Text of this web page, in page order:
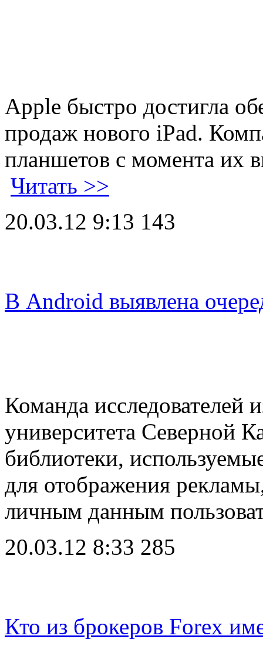
Apple быстро достигла
продаж нового iPad.
планшетов с момента их
Читать >>
20.03.12 9:13 143
В Android выявлена
Команда исследователей
университета Северной
библиотеки,
для отображения
личным данным
20.03.12 8:33 285
Кто из брокеров Forex